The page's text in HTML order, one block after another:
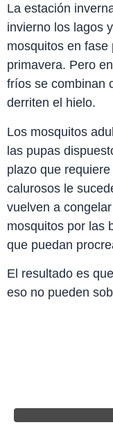
La estación
invierno los lagos
mosquitos en
primavera. Pero
fríos se combinan
derriten el hielo.
Los mosquitos
las pupas
plazo que
calurosos le
vuelven a
mosquitos por las
que puedan
El resultado es
eso no pueden